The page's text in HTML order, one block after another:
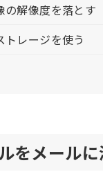
の解像度を落とす
トレージを使う
をメール